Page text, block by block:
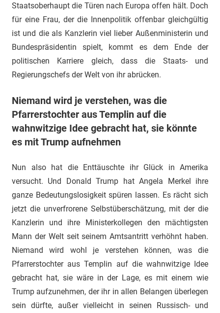
Staatsoberhaupt die Türen nach Europa offen hält. Doch
für eine Frau, der die Innenpolitik offenbar gleichgültig
ist und die als Kanzlerin viel lieber Außenministerin und
Bundespräsidentin spielt, kommt es dem Ende der
politischen Karriere gleich, dass die Staats- und
Regierungschefs der Welt von ihr abrücken.
Niemand wird je verstehen, was die
Pfarrerstochter aus Templin auf die
wahnwitzige Idee gebracht hat, sie könnte
es mit Trump aufnehmen
Nun also hat die Enttäuschte ihr Glück in Amerika
versucht. Und Donald Trump hat Angela Merkel ihre
ganze Bedeutungslosigkeit spüren lassen. Es rächt sich
jetzt die unverfrorene Selbstüberschätzung, mit der die
Kanzlerin und ihre Ministerkollegen den mächtigsten
Mann der Welt seit seinem Amtsantritt verhöhnt haben.
Niemand wird wohl je verstehen können, was die
Pfarrerstochter aus Templin auf die wahnwitzige Idee
gebracht hat, sie wäre in der Lage, es mit einem wie
Trump aufzunehmen, der ihr in allen Belangen überlegen
sein dürfte, außer vielleicht in seinen Russisch- und